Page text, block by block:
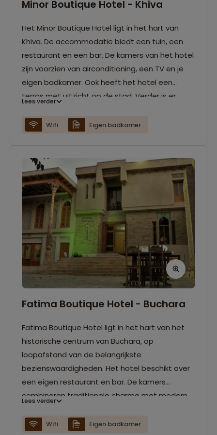
Minor Boutique Hotel - Khiva
Het Minor Boutique Hotel ligt in het hart van
Khiva. De accommodatie biedt een tuin, een
restaurant en een bar. De kamers van het hotel
zijn voorzien van airconditioning, een TV en je
eigen badkamer. Ook heeft het hotel een
terras met uitzicht op de stad. Verder is er
Lees verder
Wifi Eigen badkamer
Fatima Boutique Hotel - Buchara
Fatima Boutique Hotel ligt in het hart van het
historische centrum van Buchara, op
loopafstand van de belangrijkste
bezienswaardigheden. Het hotel beschikt over
een eigen restaurant en bar. De kamers
combineren traditionele charme met modern
een eigen badkamer.
Lees verder
Wifi Eigen badkamer